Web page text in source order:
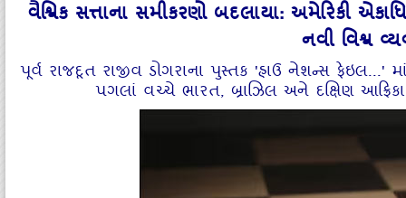
વૈશ્વિક સત્તાના સમીકરણો બદલાયા: અમેરિકી
નવી વિશ્વ
પૂર્વ રાજદૂત રાજીવ ડોગરાના પુસ્તક 'હાઉ નેશન્સ ફેઇલ...'
પગલાં વચ્ચે ભારત, બ્રાઝિલ અને દક્ષિણ